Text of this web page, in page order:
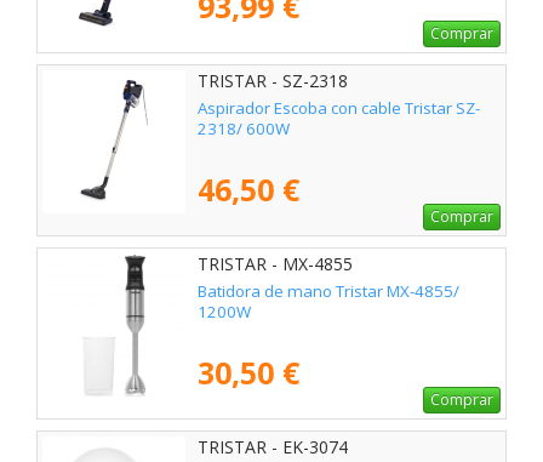
Comprar
TRISTAR - SZ-2318
Aspirador Escoba con cable Tristar SZ-
2318/ 600W
46,50 €
Comprar
TRISTAR - MX-4855
Batidora de mano Tristar MX-4855/
1200W
30,50 €
Comprar
TRISTAR - EK-3074